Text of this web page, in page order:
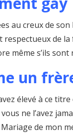
au creux de
de
même s’ils sont
un
élevé à ce
ne l’avez
de mon